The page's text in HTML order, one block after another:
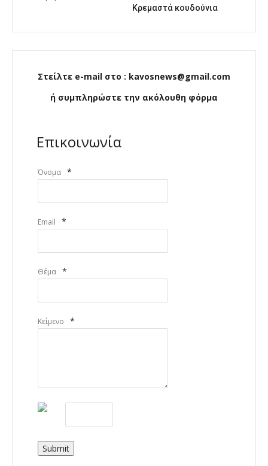
Κρεμαστά κουδούνια
Στείλτε e-mail στο : kavosnews@gmail.com
ή συμπληρώστε την ακόλουθη φόρμα
Επικοινωνία
Όνομα *
Email *
Θέμα *
Κείμενο *
Submit